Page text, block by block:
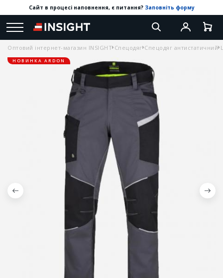
Сайт в процесі наповнення, є питання? Заповніть форму
Оптовий інтернет-магазин INSIGHT Спецодяг Спецодяг антистатичний
НОВИНКА ARDON